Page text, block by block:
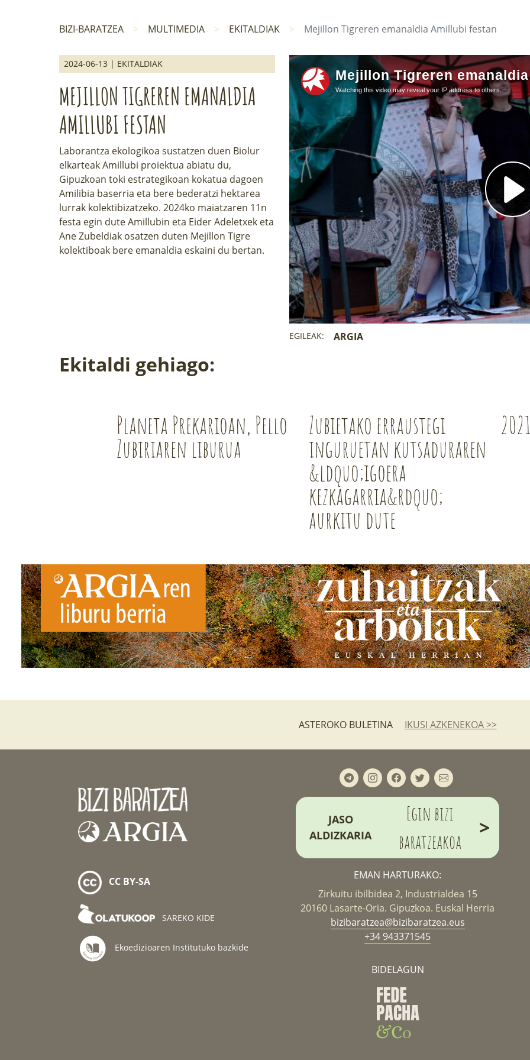
BIZI-BARATZEA MULTIMEDIA EKITALDIAK Mejillon Tigreren emanaldia Amillubi festan
2024-06-13 | EKITALDIAK
MEJILLON TIGREREN EMANALDIA
AMILLUBI FESTAN
Laborantza ekologikoa sustatzen duen Biolur
elkarteak Amillubi proiektua abiatu du,
Gipuzkoan toki estrategikoan kokatua dagoen
Amilibia baserria eta bere bederatzi hektarea
lurrak kolektibizatzeko. 2024ko maiatzaren 11n
festa egin dute Amillubin eta Eider Adeletxek eta
Ane Zubeldiak osatzen duten Mejillon Tigre
kolektiboak bere emanaldia eskaini du bertan.
EGILEAK: ARGIA
Ekitaldi gehiago:
Planeta Prekarioan, Pello
Zubiriaren liburua
Zubietako erraustegi
inguruetan kutsaduraren
&ldquo;igoera
kezkagarria&rdquo;
aurkitu dute
ASTEROKO BULETINA IKUSI AZKENEKOA >>
CC BY-SA
SAREKO KIDE
Ekoedizioaren Institutuko bazkide
JASO
ALDIZKARIA
Egin bizi
baratzeakoa
>
EMAN HARTURAKO:
Zirkuitu ibilbidea 2, Industrialdea 15
20160 Lasarte-Oria. Gipuzkoa. Euskal Herria
bizibaratzea@bizibaratzea.eus
+34 943371545
BIDELAGUN